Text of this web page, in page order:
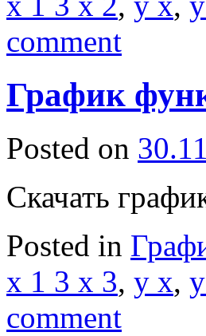
comment
График
Posted on
Скачать
Posted in
x 1 3 x 3, y x,
comment